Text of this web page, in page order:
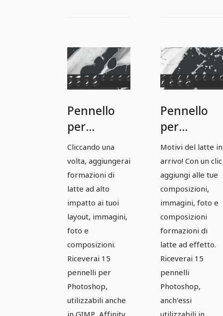
Pennello
per
Photoshop,
GIMP,
Affinity
Photo &
Co:
Immagini
di latte 13
Cliccando una
volta, aggiungerai
formazioni di
latte ad alto
impatto ai tuoi
layout, immagini,
foto e
composizioni.
Riceverai 15
pennelli per
Photoshop,
utilizzabili anche
in GIMP, Affinity
Pennello
per
Photoshop,
GIMP,
Affinity
Photo &
Co:
Immagini
latte 14
Motivi del latte in
arrivo! Con un clic
aggiungi alle tue
composizioni,
immagini, foto e
composizioni
formazioni di
latte ad effetto.
Riceverai 15
pennelli
Photoshop,
anch'essi
utilizzabili in